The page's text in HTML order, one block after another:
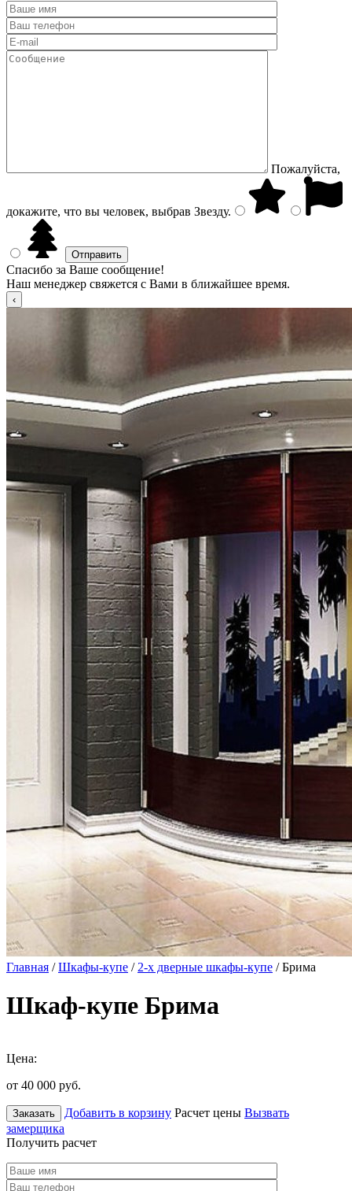
Пожалуйста,
докажите, что вы человек, выбрав Звезду.
Спасибо за Ваше сообщение!
Наш менеджер свяжется с Вами в ближайшее время.
Главная /Шкафы-купе / 2-х дверные шкафы-купе / Брима
Шкаф-купе Брима
Цена:
от 40 000 руб.
Заказать Добавить в корзину Расчет цены Вызвать
замерщика
Получить расчет